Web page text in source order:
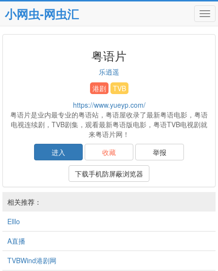
小网虫-网虫汇
粤语片
乐逍遥
港剧
TVB
https://www.yueyp.com/
粤语片是业内最专业的粤语站，粤语屋收录了最新粤语电影，粤语
电视连续剧，TVB剧集，观看最新粤语版电影，粤语TVB电视剧就
来粤语片网！
进入
收藏 举报
下载手机防屏蔽浏览器
相关推荐：
Elllo
A直播
TVBWind港剧网